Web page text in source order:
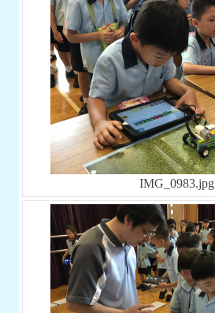
IMG_0983.jpg